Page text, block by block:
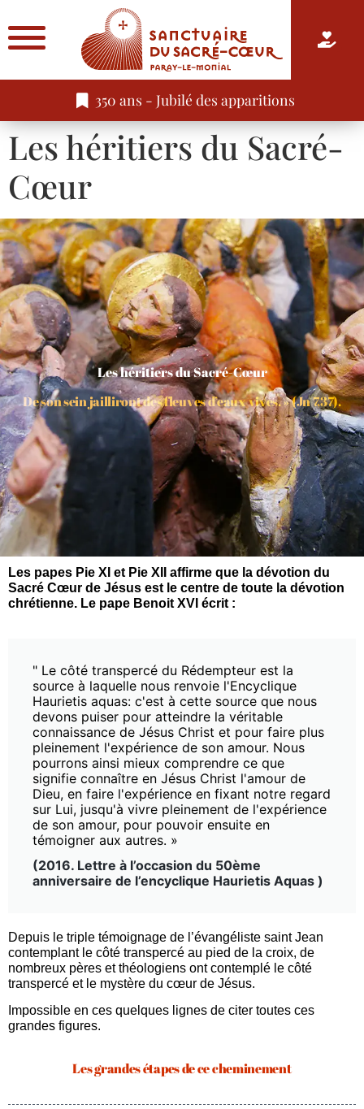
350 ans - Jubilé des apparitions
Les héritiers du Sacré-
Cœur
Les héritiers du Sacré-Cœur
De son sein jailliront des fleuves d’eaux vives. » (Jn 7,37).
Les papes Pie XI et Pie XII affirme que la dévotion du
Sacré Cœur de Jésus est le centre de toute la dévotion
chrétienne. Le pape Benoit XVI écrit :
" Le côté transpercé du Rédempteur est la
source à laquelle nous renvoie l'Encyclique
Haurietis aquas: c'est à cette source que nous
devons puiser pour atteindre la véritable
connaissance de Jésus Christ et pour faire plus
pleinement l'expérience de son amour. Nous
pourrons ainsi mieux comprendre ce que
signifie connaître en Jésus Christ l'amour de
Dieu, en faire l'expérience en fixant notre regard
sur Lui, jusqu'à vivre pleinement de l'expérience
de son amour, pour pouvoir ensuite en
témoigner aux autres. »
(2016. Lettre à l’occasion du 50ème
anniversaire de l’encyclique Haurietis Aquas )
Depuis le triple témoignage de l’évangéliste saint Jean
contemplant le côté transpercé au pied de la croix, de
nombreux pères et théologiens ont contemplé le côté
transpercé et le mystère du cœur de Jésus.
Impossible en ces quelques lignes de citer toutes ces
grandes figures.
Les grandes étapes de ce cheminement